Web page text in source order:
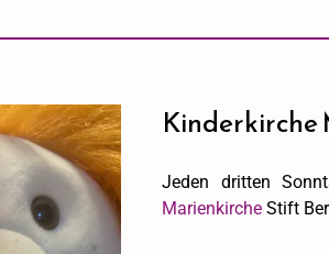
Kinderkirche
Jeden dritten
Marienkirche Stift